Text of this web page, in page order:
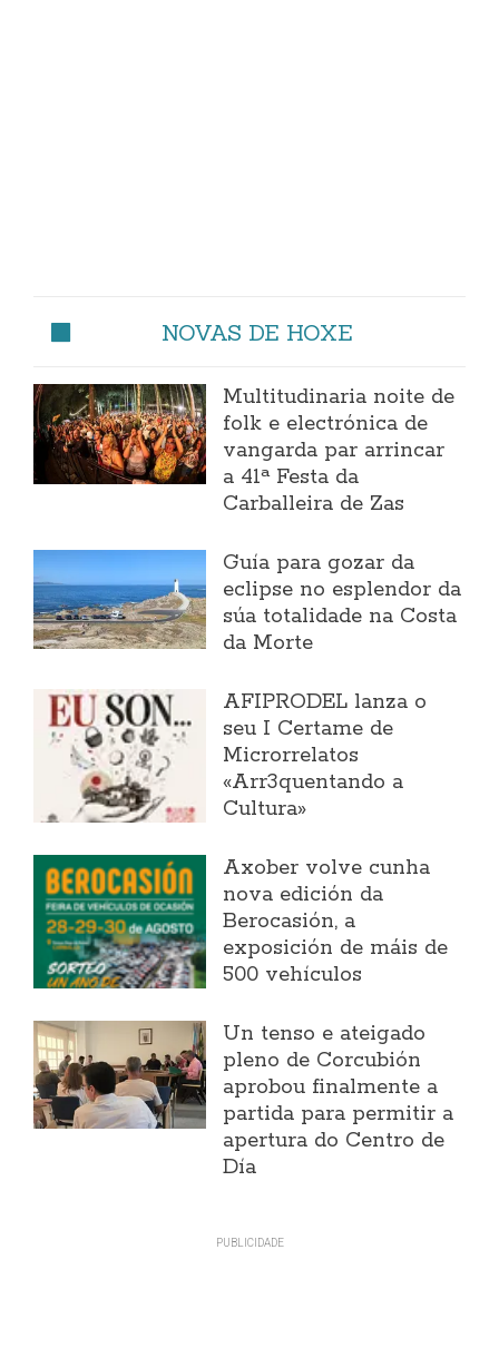
NOVAS DE HOXE
Multitudinaria noite de
folk e electrónica de
vangarda par arrincar
a 41ª Festa da
Carballeira de Zas
Guía para gozar da
eclipse no esplendor da
súa totalidade na Costa
da Morte
AFIPRODEL lanza o
seu I Certame de
Microrrelatos
«Arr3quentando a
Cultura»
Axober volve cunha
nova edición da
Berocasión, a
exposición de máis de
500 vehículos
Un tenso e ateigado
pleno de Corcubión
aprobou finalmente a
partida para permitir a
apertura do Centro de
Día